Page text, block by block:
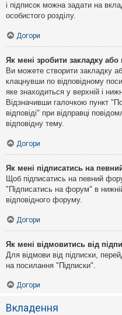
і підписок можна задати на
особистого розділу.
Догори
Як мені зробити закладку
Ви можете створити закладку
клацнувши по відповідному
яке знаходиться у верхній і
Відзначивши галочкою пункт
відповіді" при відправці
відповідну тему.
Догори
Як мені підписатись на
Щоб підписатись на певний
"Підписатись на форум" в
відповідного форуму.
Догори
Як мені відмовитись від
Для відмови від підписки,
на посилання "Підписки".
Догори
Вкладення